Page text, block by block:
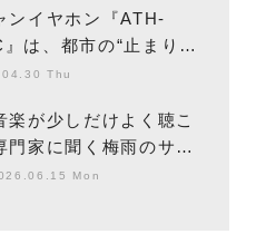
ンイヤホン『ATH-
は、都市の“止まり
ーシンガーソングライ
Thu
楽が少しだけよく聴こ
門家に聞く梅雨のサウ
Mon